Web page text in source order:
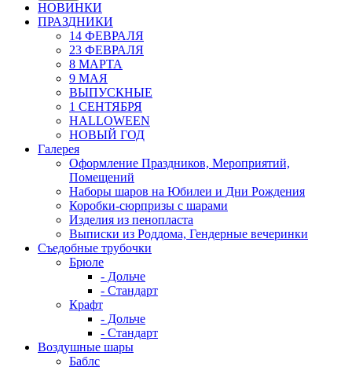
НОВИНКИ
ПРАЗДНИКИ
14 ФЕВРАЛЯ
23 ФЕВРАЛЯ
8 МАРТА
9 МАЯ
ВЫПУСКНЫЕ
1 СЕНТЯБРЯ
HALLOWEEN
НОВЫЙ ГОД
Галерея
Оформление Праздников, Мероприятий,
Помещений
Наборы шаров на Юбилеи и Дни Рождения
Коробки-сюрпризы с шарами
Изделия из пенопласта
Выписки из Роддома, Гендерные вечеринки
Съедобные трубочки
Брюле
- Дольче
- Стандарт
Крафт
- Дольче
- Стандарт
Воздушные шары
Баблс